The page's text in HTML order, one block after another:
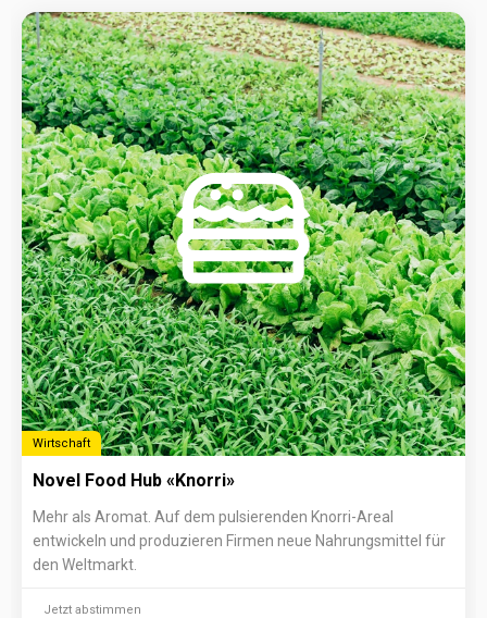
Wirtschaft
Novel Food Hub «Knorri»
Mehr als Aromat. Auf dem pulsierenden Knorri-Areal
entwickeln und produzieren Firmen neue Nahrungsmittel für
den Weltmarkt.
Jetzt abstimmen